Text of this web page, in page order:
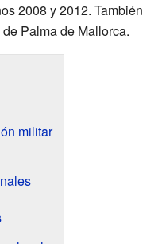
2008 y 2012. También
Palma de Mallorca.
militar